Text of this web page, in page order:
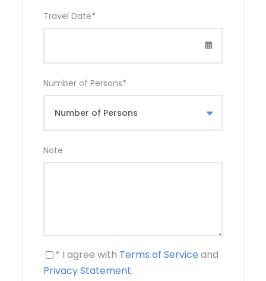
Travel Date*
Number of Persons*
Note
* I agree with Terms of Service and
Privacy Statement.
Dès votre arrivée aucampement dunes insolites
en fin d’après-midi, l’émerveillement commence.
Vous avez à peine le temps de vous installer dans
s’arrêter dans ce moment magique. La soirée
démarre avec un repas typique et se poursuit
Jour 2 Aventure au Cœur des Dunes